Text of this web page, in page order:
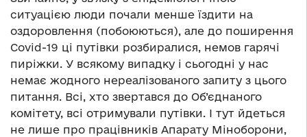
ситуацією люди почали менше їздити на
оздоровлення (побоюються), але до поширення
Covid-19 ці путівки розбиралися, немов гарячі
пиріжки. У всякому випадку і сьогодні у нас
немає жодного нереалізованого запиту з цього
питання. Всі, хто звертався до Об’єднаного
комітету, всі отримували путівки. І тут йдеться
не лише про працівників Апарату Міноборони,